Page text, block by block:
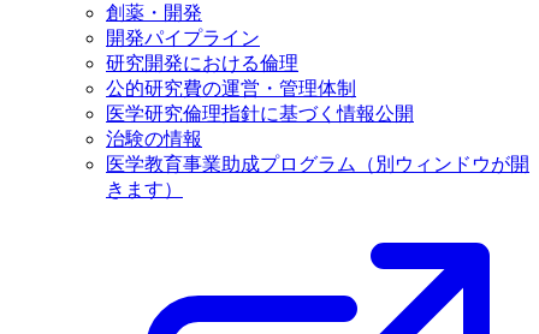
創薬・開発
開発パイプライン
研究開発における倫理
公的研究費の運営・管理体制
医学研究倫理指針に基づく情報公開
治験の情報
医学教育事業助成プログラム
（別ウィンドウが開
きます）